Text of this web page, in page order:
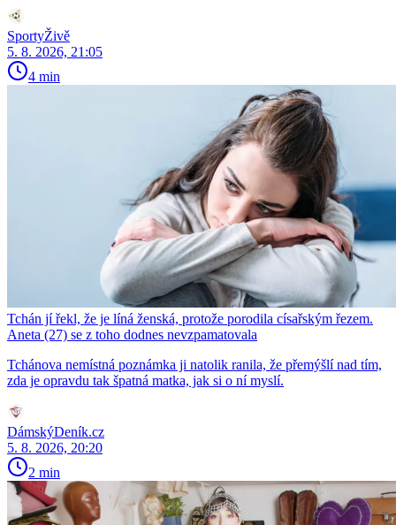
SportyŽivě
5. 8. 2026, 21:05
4 min
Tchán jí řekl, že je líná ženská, protože porodila císařským řezem.
Aneta (27) se z toho dodnes nevzpamatovala
Tchánova nemístná poznámka ji natolik ranila, že přemýšlí nad tím,
zda je opravdu tak špatná matka, jak si o ní myslí.
DámskýDeník.cz
5. 8. 2026, 20:20
2 min